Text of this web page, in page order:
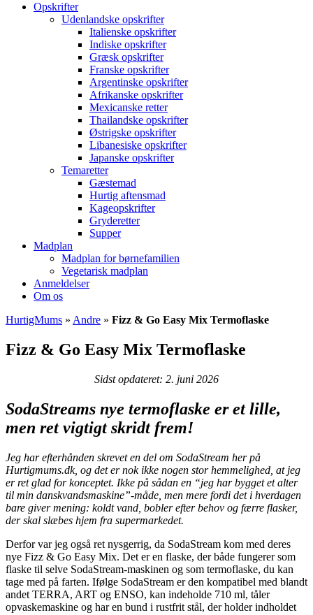
Opskrifter
Udenlandske opskrifter
Italienske opskrifter
Indiske opskrifter
Græsk opskrifter
Franske opskrifter
Argentinske opskrifter
Afrikanske opskrifter
Mexicanske retter
Thailandske opskrifter
Østrigske opskrifter
Libanesiske opskrifter
Japanske opskrifter
Temaretter
Gæstemad
Hurtig aftensmad
Kageopskrifter
Gryderetter
Supper
Madplan
Madplan for børnefamilien
Vegetarisk madplan
Anmeldelser
Om os
HurtigMums » Andre » Fizz & Go Easy Mix Termoflaske
Fizz & Go Easy Mix Termoflaske
Sidst opdateret: 2. juni 2026
SodaStreams nye termoflaske er et lille,
men ret vigtigt skridt frem!
Jeg har efterhånden skrevet en del om SodaStream her på
Hurtigmums.dk, og det er nok ikke nogen stor hemmelighed, at jeg
er ret glad for konceptet. Ikke på sådan en “jeg har bygget et alter
til min danskvandsmaskine”-måde, men mere fordi det i hverdagen
bare giver mening: koldt vand, bobler efter behov og færre flasker,
der skal slæbes hjem fra supermarkedet.
Derfor var jeg også ret nysgerrig, da SodaStream kom med deres
nye Fizz & Go Easy Mix. Det er en flaske, der både fungerer som
flaske til selve SodaStream-maskinen og som termoflaske, du kan
tage med på farten. Ifølge SodaStream er den kompatibel med blandt
andet TERRA, ART og ENSO, kan indeholde 710 ml, tåler
opvaskemaskine og har en bund i rustfrit stål, der holder indholdet